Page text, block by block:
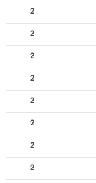
2
2
2
2
2
2
2
2